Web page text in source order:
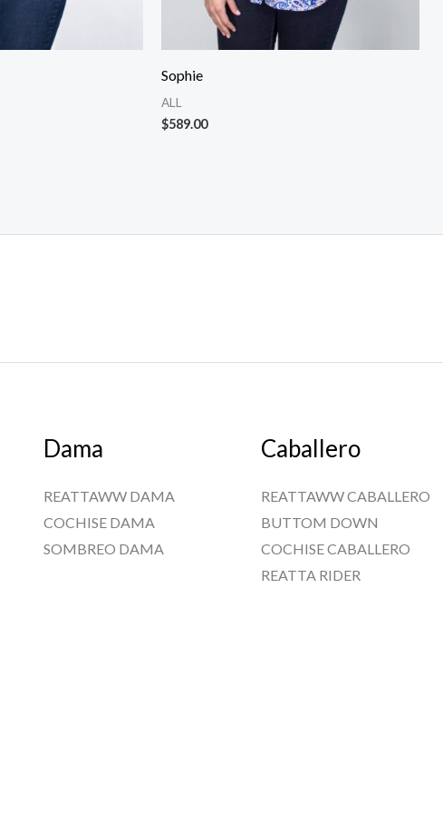
Sophie
ALL
$589.00
Dama
REATTAWW DAMA
COCHISE DAMA
SOMBREO DAMA
Caballero
REATTAWW CABALLERO
BUTTOM DOWN
COCHISE CABALLERO
REATTA RIDER